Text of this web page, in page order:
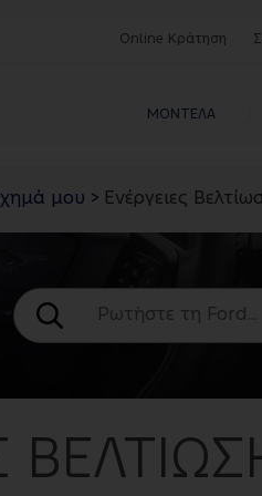
Online Κράτηση
ΜΟΝΤΕΛΑ
μου > Ενέργειες